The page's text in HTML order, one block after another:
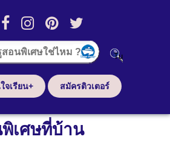
จเรียน+ สมัครติวเตอร์
พิเศษที่บ้าน